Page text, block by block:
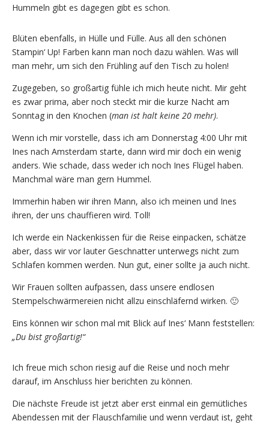
Hummeln gibt es dagegen gibt es schon.
Blüten ebenfalls, in Hülle und Fülle. Aus all den schönen
Stampin‘ Up! Farben kann man noch dazu wählen. Was will
man mehr, um sich den Frühling auf den Tisch zu holen!
Zugegeben, so großartig fühle ich mich heute nicht. Mir geht
es zwar prima, aber noch steckt mir die kurze Nacht am
Sonntag in den Knochen (man ist halt keine 20 mehr).
Wenn ich mir vorstelle, dass ich am Donnerstag 4:00 Uhr mit
Ines nach Amsterdam starte, dann wird mir doch ein wenig
anders. Wie schade, dass weder ich noch Ines Flügel haben.
Manchmal wäre man gern Hummel.
Immerhin haben wir ihren Mann, also ich meinen und Ines
ihren, der uns chauffieren wird. Toll!
Ich werde ein Nackenkissen für die Reise einpacken, schätze
aber, dass wir vor lauter Geschnatter unterwegs nicht zum
Schlafen kommen werden. Nun gut, einer sollte ja auch nicht.
Wir Frauen sollten aufpassen, dass unsere endlosen
Stempelschwärmereien nicht allzu einschläfernd wirken. 🙂
Eins können wir schon mal mit Blick auf Ines‘ Mann feststellen:
„Du bist großartig!“
Ich freue mich schon riesig auf die Reise und noch mehr
darauf, im Anschluss hier berichten zu können.
Die nächste Freude ist jetzt aber erst einmal ein gemütliches
Abendessen mit der Flauschfamilie und wenn verdaut ist, geht